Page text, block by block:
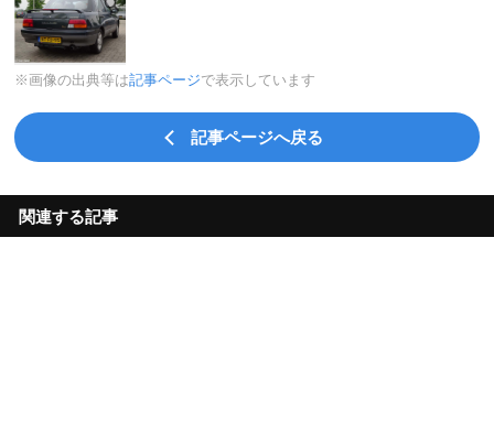
※画像の出典等は記事ページで表示しています
記事ページへ戻る
関連する記事